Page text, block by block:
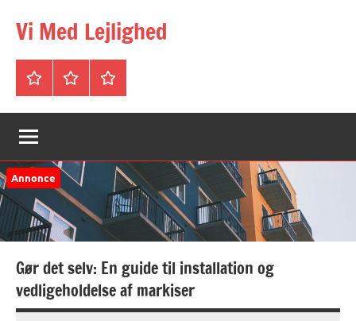
Vi Med Lejlighed
ForsideOm
&
Privatlivspolitik
Annonce
Gør det selv: En guide til installation og
vedligeholdelse af markiser